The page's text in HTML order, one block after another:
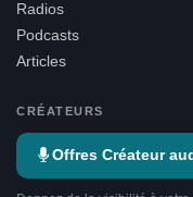
Radios
Podcasts
Articles
CRÉATEURS
Offres Créateur